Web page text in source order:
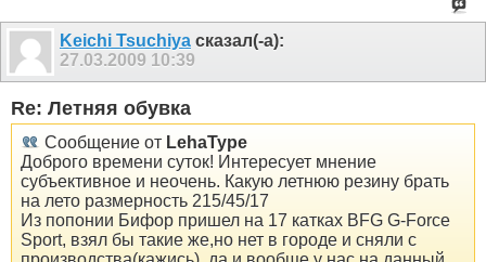
Keichi Tsuchiya сказал(-а):
27.03.2009 10:39
Re: Летняя обувка
Сообщение от LehaType
Доброго времени суток! Интересует мнение
субъективное и неочень. Какую летнюю резину брать
на лето размерность 215/45/17
Из попонии Бифор пришел на 17 катках BFG G-Force
Sport, взял бы такие же,но нет в городе и сняли с